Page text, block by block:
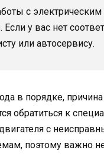
с
Если у вас нет
или автосервису.
в порядке,
обратиться к
с
поэтому важно